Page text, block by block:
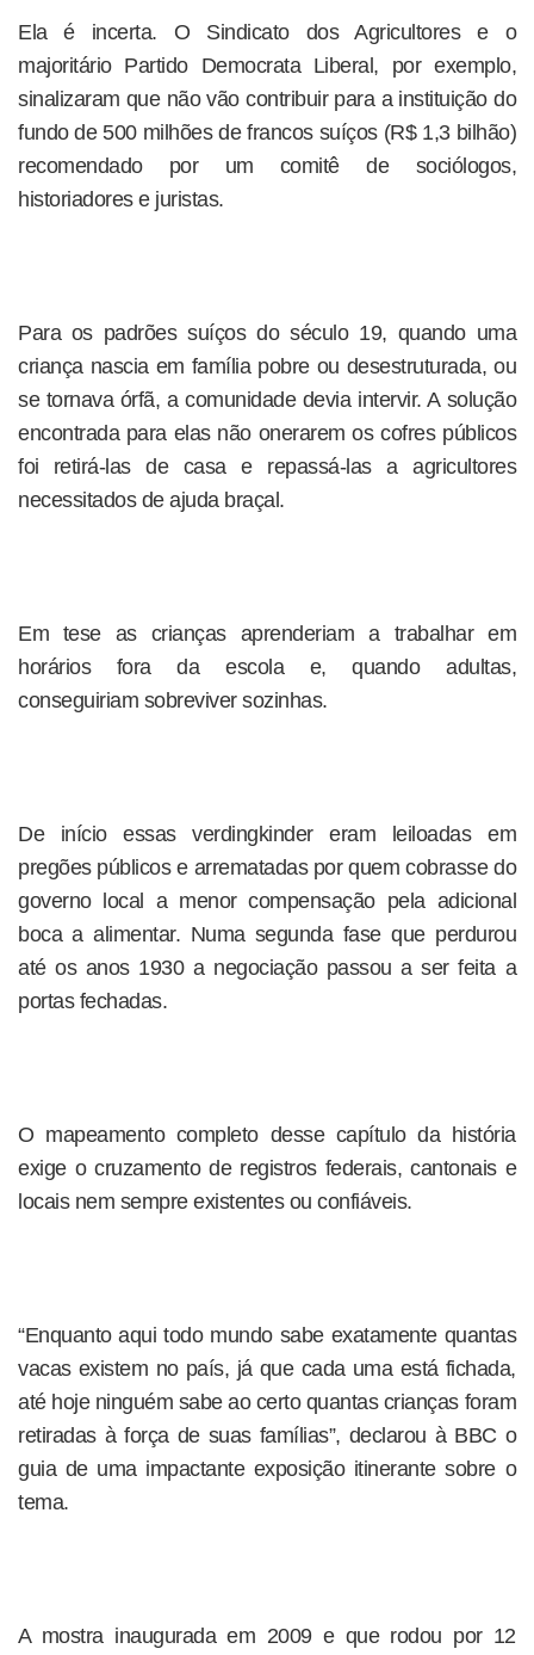
Ela é incerta. O Sindicato dos Agricultores e o
majoritário Partido Democrata Liberal, por exemplo,
sinalizaram que não vão contribuir para a instituição do
fundo de 500 milhões de francos suíços (R$ 1,3 bilhão)
recomendado por um comitê de sociólogos,
historiadores e juristas.
Para os padrões suíços do século 19, quando uma
criança nascia em família pobre ou desestruturada, ou
se tornava órfã, a comunidade devia intervir. A solução
encontrada para elas não onerarem os cofres públicos
foi retirá-las de casa e repassá-las a agricultores
necessitados de ajuda braçal.
Em tese as crianças aprenderiam a trabalhar em
horários fora da escola e, quando adultas,
conseguiriam sobreviver sozinhas.
De início essas verdingkinder eram leiloadas em
pregões públicos e arrematadas por quem cobrasse do
governo local a menor compensação pela adicional
boca a alimentar. Numa segunda fase que perdurou
até os anos 1930 a negociação passou a ser feita a
portas fechadas.
O mapeamento completo desse capítulo da história
exige o cruzamento de registros federais, cantonais e
locais nem sempre existentes ou confiáveis.
“Enquanto aqui todo mundo sabe exatamente quantas
vacas existem no país, já que cada uma está fichada,
até hoje ninguém sabe ao certo quantas crianças foram
retiradas à força de suas famílias”, declarou à BBC o
guia de uma impactante exposição itinerante sobre o
tema.
A mostra inaugurada em 2009 e que rodou por 12